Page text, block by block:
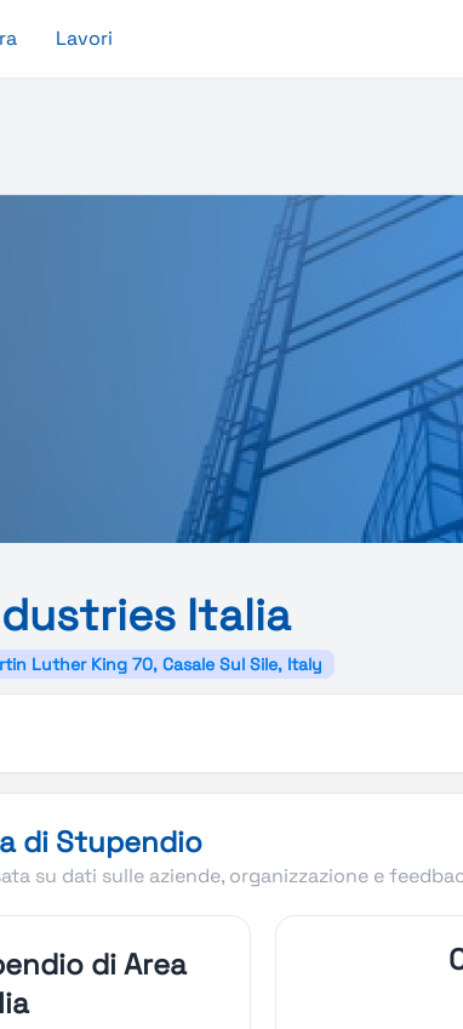
Lavori
Italia
Luther King 70, Casale Sul Sile, Italy
di Stupendio
su dati sulle aziende, organizzazione e
di Area